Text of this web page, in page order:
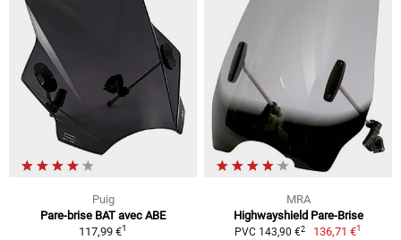
Puig
Pare-brise BAT avec ABE
117,99 €1
MRA
Highwayshield Pare-Brise
PVC 143,90 €2 136,71 €1